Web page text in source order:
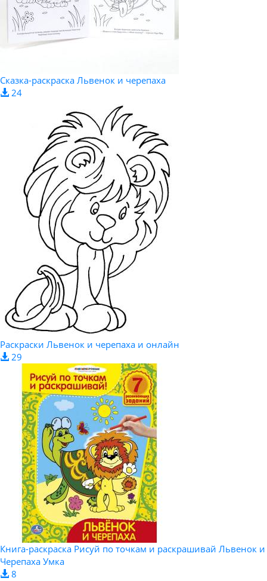
Сказка-раскраска Львенок и черепаха
24
Раскраски Львенок и черепаха и онлайн
29
Книга-раскраска Рисуй по точкам и раскрашивай Львенок и
Черепаха Умка
8